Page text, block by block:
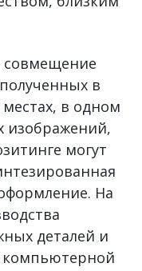
в
в одном
изображений,
могут
На
деталей и
компьютерной